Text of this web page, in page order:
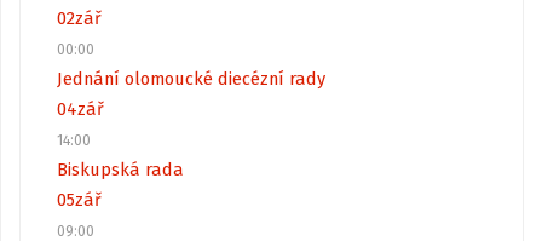
02zář
00:00
Jednání olomoucké diecézní rady
04zář
14:00
Biskupská rada
05zář
09:00